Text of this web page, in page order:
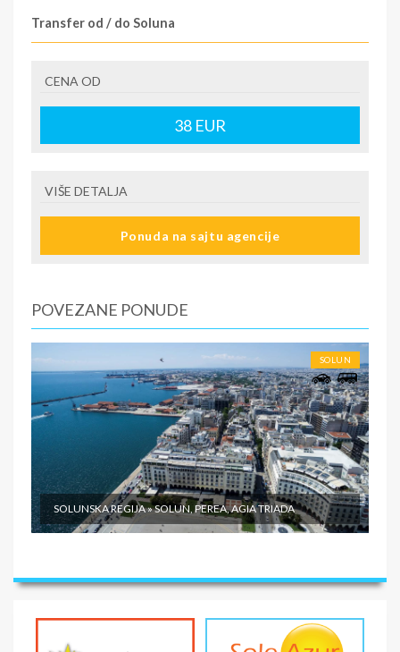
Transfer od / do Soluna
kao i od aerodroma do Hotela. Cenovnik možete
Pogledajte našu celokupnu ponudu za
Grčkoj, kao i kvalitetan, apovoljan apartmanski smeštaj.
U CENU JE UKLJUČENO
U CENU NIJE UKLJUČENO
CENA OD
38 EUR
VIŠE DETALJA
Ponuda na sajtu agencije
POVEZANE PONUDE
SOLUN
SOLUNSKA REGIJA » SOLUN, PEREA, AGIA TRIADA